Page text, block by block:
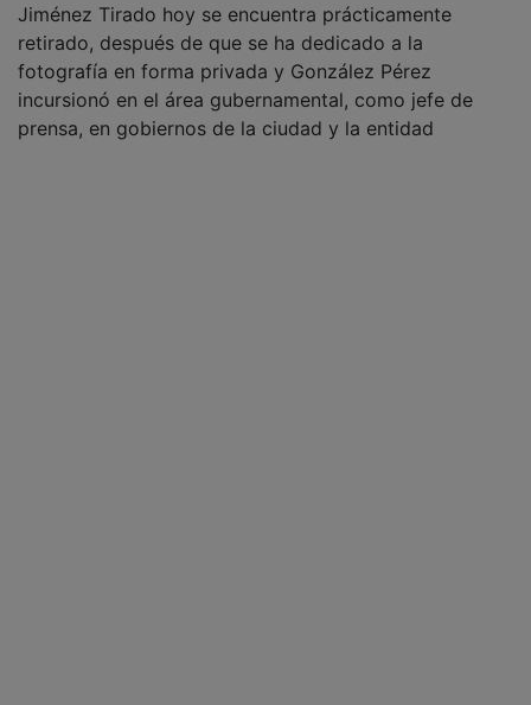
Jiménez Tirado hoy se encuentra prácticamente
retirado, después de que se ha dedicado a la
fotografía en forma privada y González Pérez
incursionó en el área gubernamental, como jefe de
prensa, en gobiernos de la ciudad y la entidad